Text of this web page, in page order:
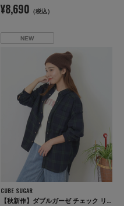
¥8,690 （税込）
NEW
CUBE SUGAR
【秋新作】ダブルガーゼ チェック リバーシブル レギュラーシャツ